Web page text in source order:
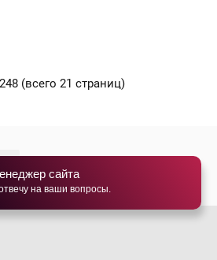
(всего 21 страниц)
сайта
на ваши вопросы.